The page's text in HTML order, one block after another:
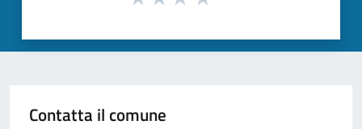
Contatta il comune